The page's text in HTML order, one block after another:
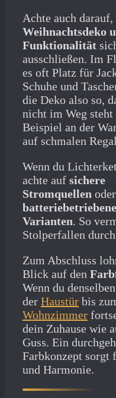
Achte auch darauf,
Weihnachtsdeko
Funktionalität
ausschließen. Im
es oft Platz für
Schuhe und
die Deko also so,
nicht im Weg steht
Beispiel an der
auf schmalen
Wenn du
achte auf sichere
Stromquellen
batteriebetriebene
Varianten. So
Stolperfallen
Zum Abschluss
Blick auf den
Wenn du
der Haustür bis
Wohnzimmer
dein Zuhause wie
Guss. Ein
Farbkonzept sorgt
und Harmonie.